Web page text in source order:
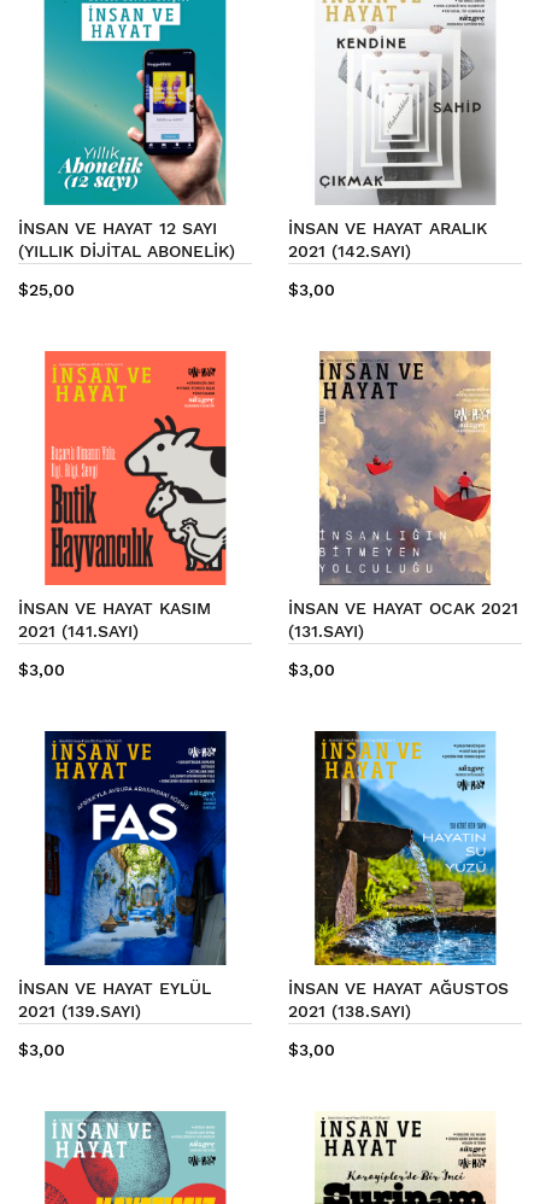
İNSAN VE HAYAT 12 SAYI
(YILLIK DİJİTAL ABONELİK)
$25,00
İNSAN VE HAYAT ARALIK
2021 (142.SAYI)
$3,00
İNSAN VE HAYAT KASIM
2021 (141.SAYI)
$3,00
İNSAN VE HAYAT OCAK 2021
(131.SAYI)
$3,00
İNSAN VE HAYAT EYLÜL
2021 (139.SAYI)
$3,00
İNSAN VE HAYAT AĞUSTOS
2021 (138.SAYI)
$3,00